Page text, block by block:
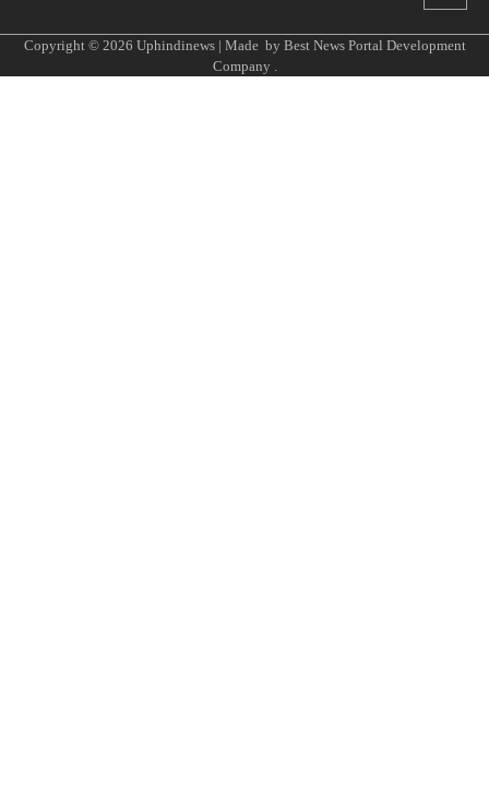
Copyright © 2026 Uphindinews| Made by Best News Portal Development
Company.